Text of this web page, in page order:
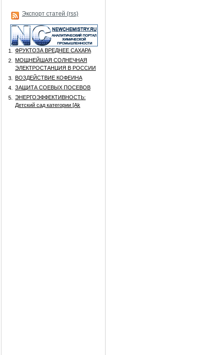
Экспорт статей (rss)
1.
ФРУКТОЗА ВРЕДНЕЕ САХАРА
2.
МОЩНЕЙШАЯ СОЛНЕЧНАЯ
ЭЛЕКТРОСТАНЦИЯ В РОССИИ
3.
ВОЗДЕЙСТВИЕ КОФЕИНА
4.
ЗАЩИТА СОЕВЫХ ПОСЕВОВ
5.
ЭНЕРГОЭФФЕКТИВНОСТЬ:
Детский сад категории [Аk